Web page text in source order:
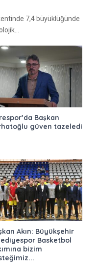
7,4 büyüklüğünde
Başkan
güven tazeledi
Akın: Büyükşehir
Basketbol
bizim